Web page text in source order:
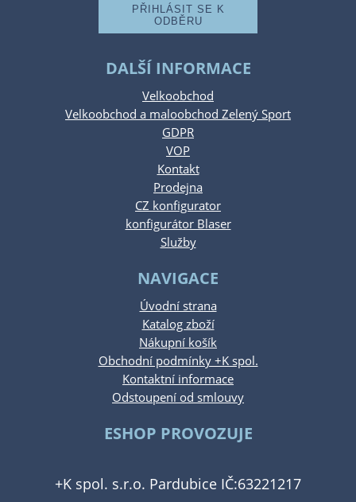
DALŠÍ INFORMACE
Velkoobchod
Velkoobchod a maloobchod Zelený Sport
GDPR
VOP
Kontakt
Prodejna
CZ konfigurator
konfigurátor Blaser
Služby
NAVIGACE
Úvodní strana
Katalog zboží
Nákupní košík
Obchodní podmínky +K spol.
Kontaktní informace
Odstoupení od smlouvy
ESHOP PROVOZUJE
+K spol. s.r.o. Pardubice IČ:63221217